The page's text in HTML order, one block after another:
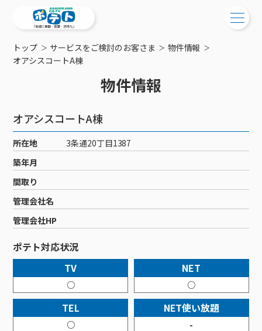
ご検討中の方
工事・配線について
新居をご検討中の方へ
ポテトを導入している集合住宅
物件情報
特典・キャンペーン
おトクな割引サービス
ご加入中の方
ご加入中のサービス確認・変更
WEBメール
サポートサービス
サポートサービストップ
リモートコール
回線速度測定
接続・設定⽅法
訪問サポート＆サポートパックサービス料⾦表
新着情報
メンテナンス・障害情報
ポテトからのプレゼント
イベントカレンダー
講座のご案内
サービス案内
サービス案内
ケーブルテレビ
ケーブルテレビトップ
チャンネル紹介
料⾦プラン
NHK衛星受信料団体⼀括⽀払
機器⼀覧
インターネット
インターネットトップ
料⾦プラン
Wi-Fiサービス
ポテトホーム防犯カメラ
オプションサービス
インターネットギガシェアプラン
固定電話
固定電話トップ
基本料⾦・通話料⾦
オプションサービス
auスマートバリュー
auまとめトーク
ポテトスマートフォントップ
料⾦プラン
機種⼀覧
オプションサービス
でんき
でんきトップ
ポラリンでんき×ポテト
ポテトでんき
暮らしを快適にするサービス
暮らしを快適にするサービストップ
ポテトライフメール
コミチャン
お困りの方はこちら
会社案内
メンテナンス
障害情報
トップ サービスをご検討のお客さま
物件情報
オアシスコートA棟
物件情報
オアシスコートA棟
所在地
3条通20丁目1387
築年月
間取り
管理会社名
管理会社HP
ポテト対応状況
TV
○
NET
○
TEL
○
NET使い放題
-